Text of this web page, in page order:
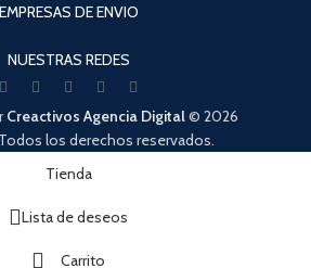
EMPRESAS DE ENVIO
NUESTRAS REDES
Creactivos Agencia Digital© 2026
los derechos reservados.
puedes utilizar las flechas
Tienda
Lista de deseos
Carrito